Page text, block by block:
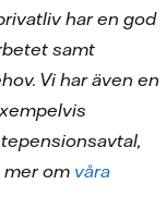
har en god
samt
Vi har även en
mer om våra